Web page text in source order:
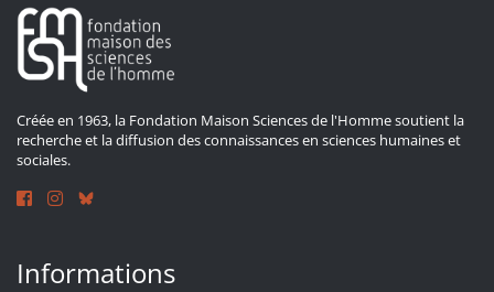
Créée en 1963, la Fondation Maison Sciences de l'Homme soutient la
recherche et la diffusion des connaissances en sciences humaines et
sociales.
Informations